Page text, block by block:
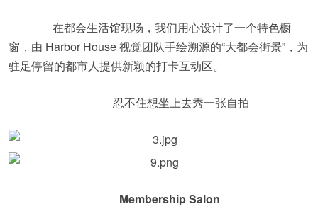
在都会生活馆现场，我们用心设计了一个特色橱
窗，由 Harbor House 视觉团队手绘溯源的“大都会街景”，为
驻足停留的都市人提供新颖的打卡互动区。
忍不住想坐上去秀一张自拍
Membership Salon